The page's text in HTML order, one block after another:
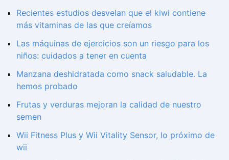
Recientes estudios desvelan que el kiwi contiene
más vitaminas de las que creíamos
Las máquinas de ejercicios son un riesgo para los
niños: cuidados a tener en cuenta
Manzana deshidratada como snack saludable. La
hemos probado
Frutas y verduras mejoran la calidad de nuestro
semen
Wii Fitness Plus y Wii Vitality Sensor, lo próximo de
wii